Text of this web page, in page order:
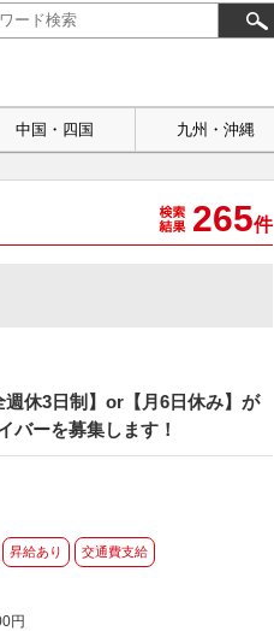
中国・四国 九州・沖縄
265件
週休3日制】or【月6日休み】が
バーを募集します！
昇給あり 交通費支給
円